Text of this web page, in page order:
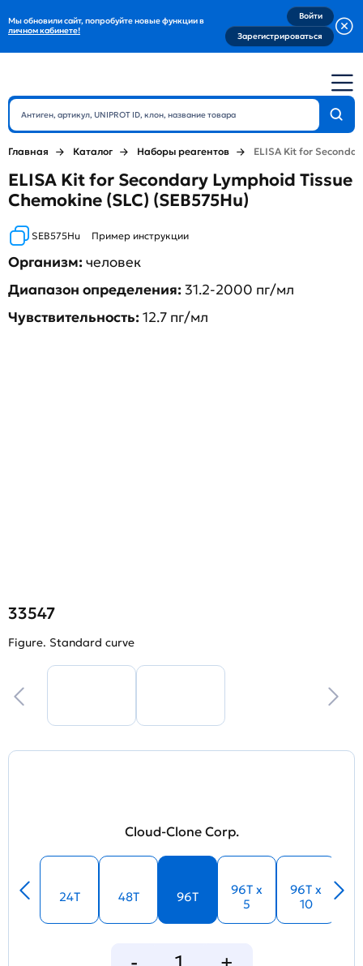
Мы обновили сайт, попробуйте новые функции в
личном кабинете!
Войти
Зарегистрироваться
Главная Каталог Наборы реагентов ELISA Kit for
ELISA Kit for Secondary Lymphoid Tissue
Chemokine (SLC) (SEB575Hu)
SEB575Hu Пример инструкции
Организм:человек
Диапазон определения:31.2-2000 пг/мл
Чувствительность:12.7 пг/мл
33547
Figure. Standard curve
Cloud-Clone Corp.
24T 48T 96T
96T x
5
96T x
10